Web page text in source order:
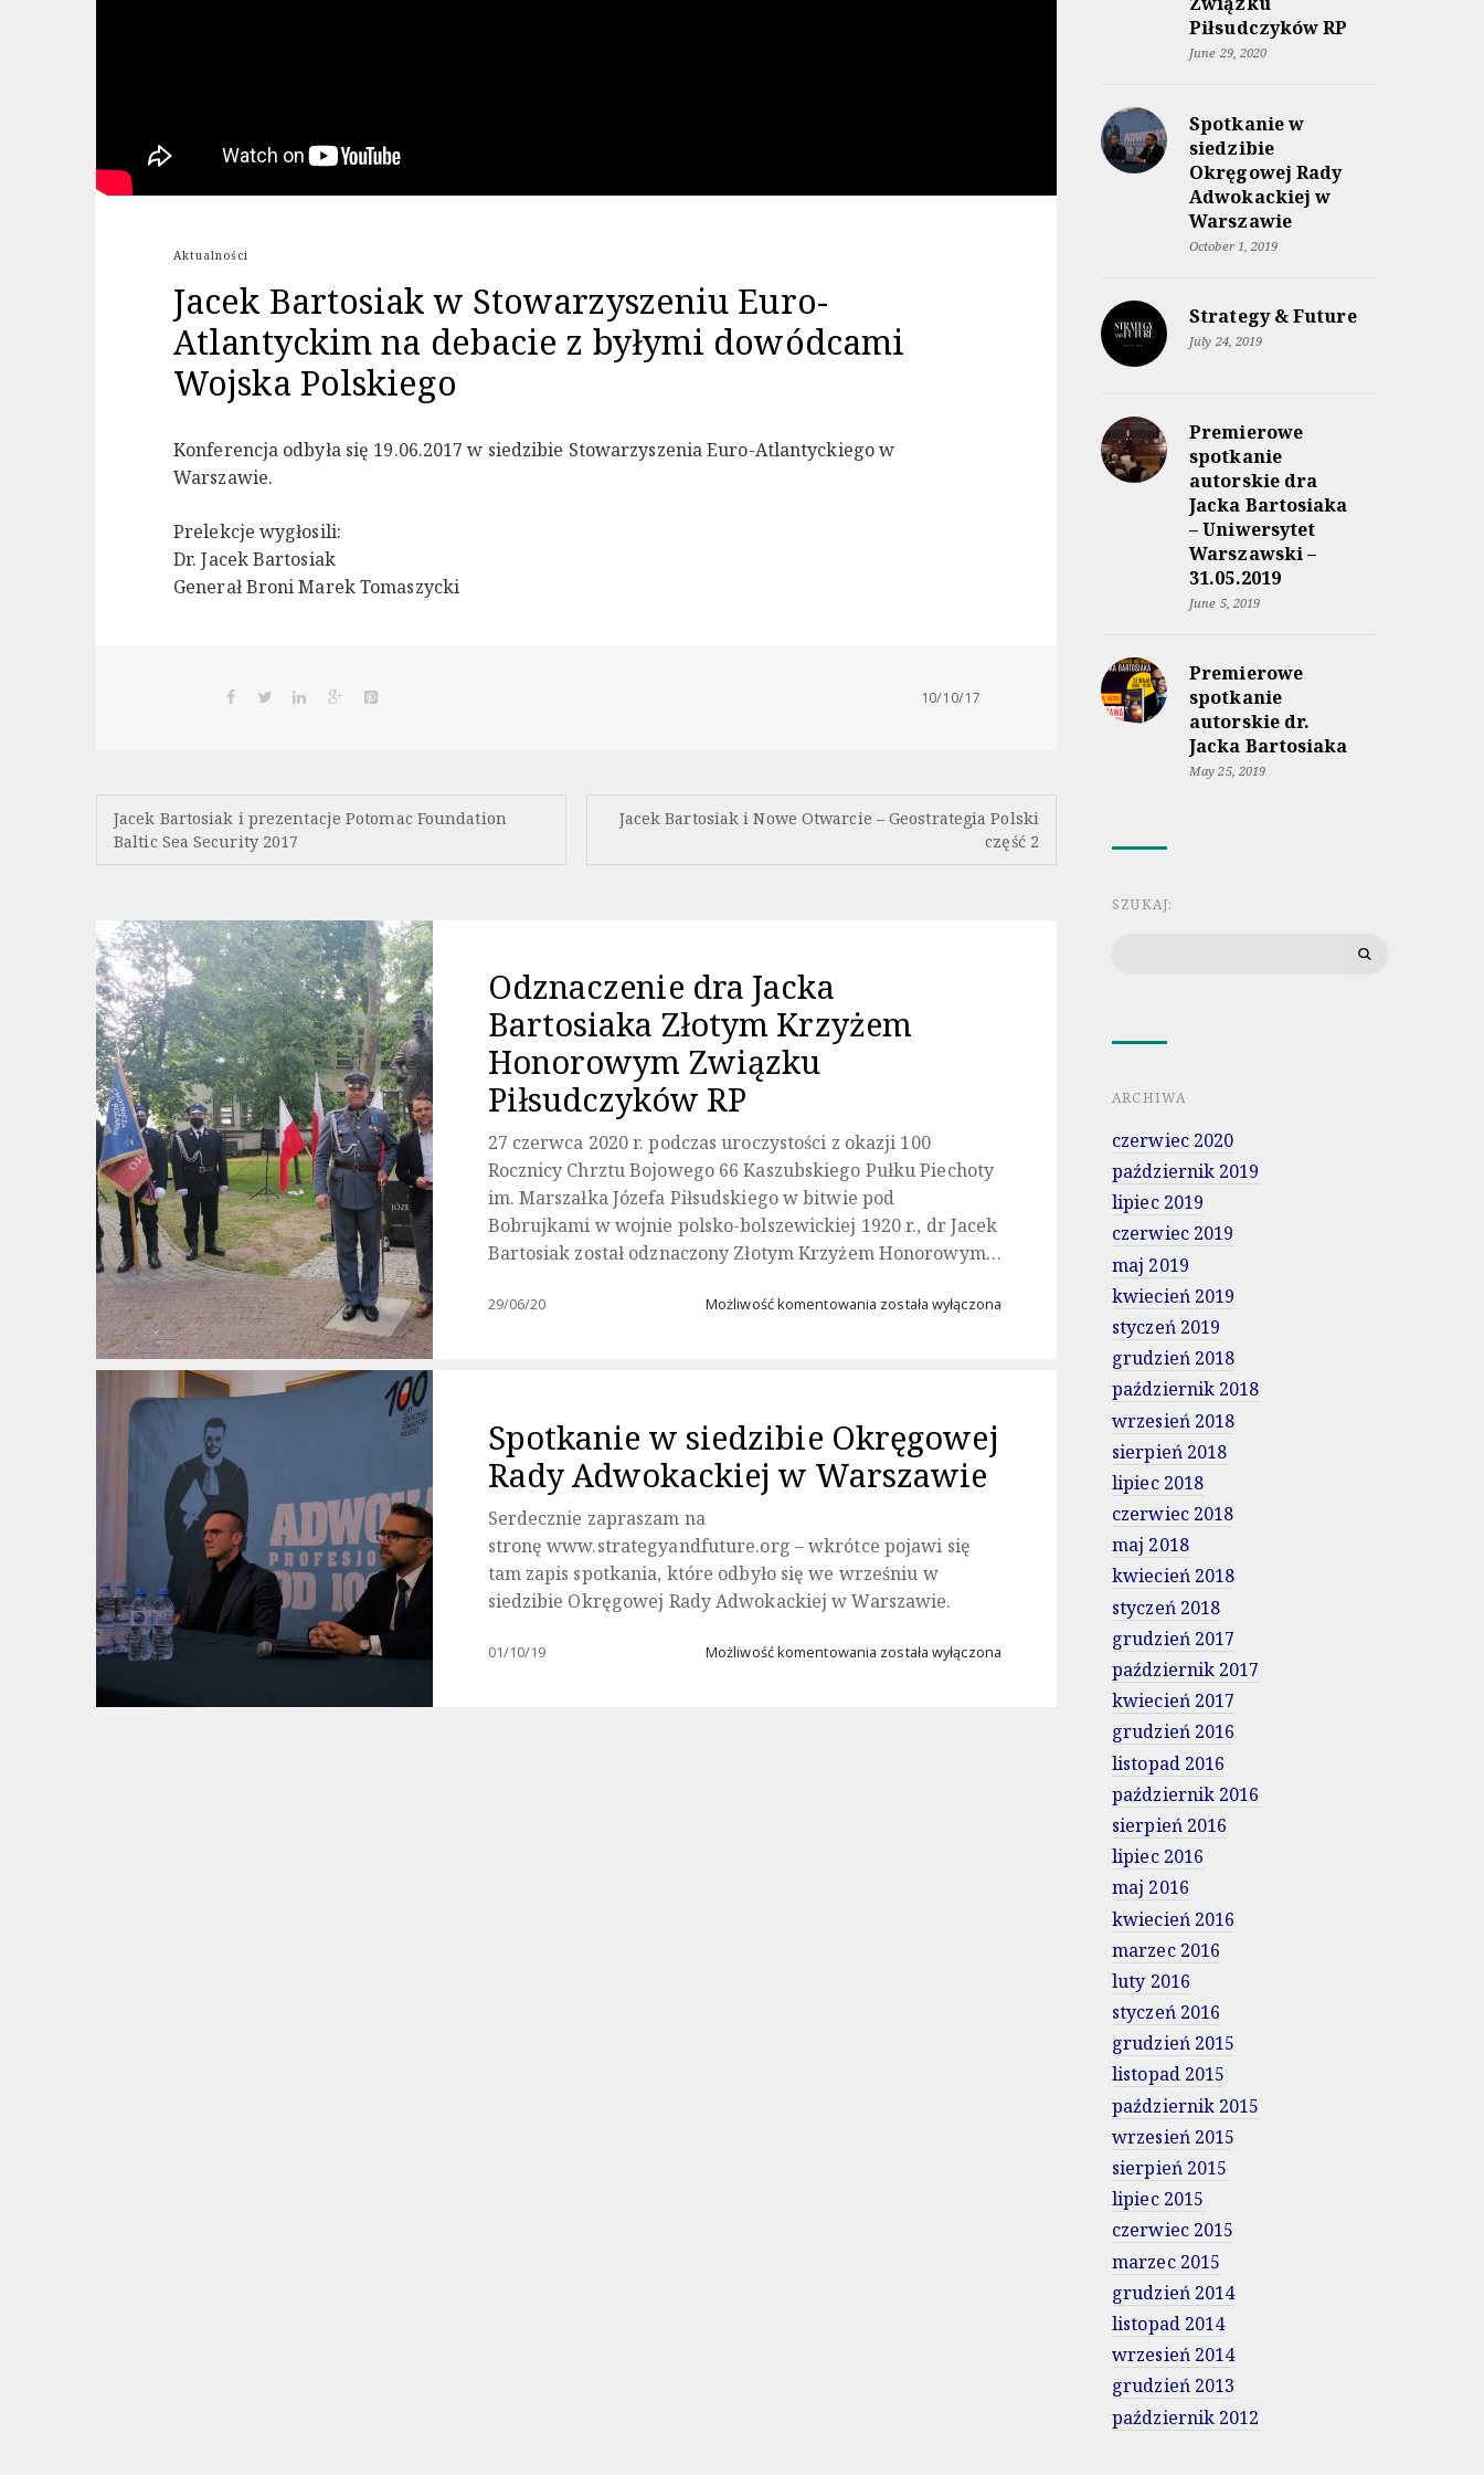
Aktualności
Jacek Bartosiak w Stowarzyszeniu Euro-
Atlantyckim na debacie z byłymi dowódcami
Wojska Polskiego
Konferencja odbyła się 19.06.2017 w siedzibie Stowarzyszenia Euro-Atlantyckiego w
Warszawie.
Prelekcje wygłosili:
Dr. Jacek Bartosiak
Generał Broni Marek Tomaszycki
10/10/17
Nawigacja
wpisu
Jacek Bartosiak i prezentacje Potomac Foundation
Baltic Sea Security 2017
Jacek Bartosiak i Nowe Otwarcie – Geostrategia Polski
część 2
Odznaczenie dra Jacka
Bartosiaka Złotym Krzyżem
Honorowym Związku
Piłsudczyków RP
27 czerwca 2020 r. podczas uroczystości z okazji 100
Rocznicy Chrztu Bojowego 66 Kaszubskiego Pułku Piechoty
im. Marszałka Józefa Piłsudskiego w bitwie pod
Bobrujkami w wojnie polsko-bolszewickiej 1920 r., dr Jacek
Bartosiak został odznaczony Złotym Krzyżem Honorowym…
29/06/20 Możliwość komentowania Odznaczenie
Honorowym
Związku
Piłsudczyków
RP
została wyłączona
Spotkanie w siedzibie Okręgowej
Rady Adwokackiej w Warszawie
Serdecznie zapraszam na
stronę www.strategyandfuture.org – wkrótce pojawi się
tam zapis spotkania, które odbyło się we wrześniu w
siedzibie Okręgowej Rady Adwokackiej w Warszawie.
01/10/19 Możliwość komentowania Spotkanie
została wyłączona
Piłsudczyków RP
June 29, 2020
Spotkanie w
siedzibie
Okręgowej Rady
Adwokackiej w
Warszawie
October 1, 2019
Strategy & Future
July 24, 2019
Premierowe
spotkanie
autorskie dra
Jacka Bartosiaka
– Uniwersytet
Warszawski –
31.05.2019
June 5, 2019
Premierowe
spotkanie
autorskie dr.
Jacka Bartosiaka
May 25, 2019
SZUKAJ:
ARCHIWA
czerwiec 2020
październik 2019
lipiec 2019
czerwiec 2019
maj 2019
kwiecień 2019
styczeń 2019
grudzień 2018
październik 2018
wrzesień 2018
sierpień 2018
lipiec 2018
czerwiec 2018
maj 2018
kwiecień 2018
styczeń 2018
grudzień 2017
październik 2017
kwiecień 2017
grudzień 2016
listopad 2016
październik 2016
sierpień 2016
lipiec 2016
maj 2016
kwiecień 2016
marzec 2016
luty 2016
styczeń 2016
grudzień 2015
listopad 2015
październik 2015
wrzesień 2015
sierpień 2015
lipiec 2015
czerwiec 2015
marzec 2015
grudzień 2014
listopad 2014
wrzesień 2014
grudzień 2013
październik 2012